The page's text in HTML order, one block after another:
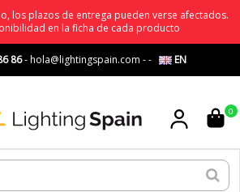
los plazos de entrega pueden verse afectados.
en la ficha de cada producto
86-hola@lightingspain.com -- EN
0